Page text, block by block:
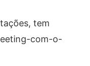
tem
com-o-